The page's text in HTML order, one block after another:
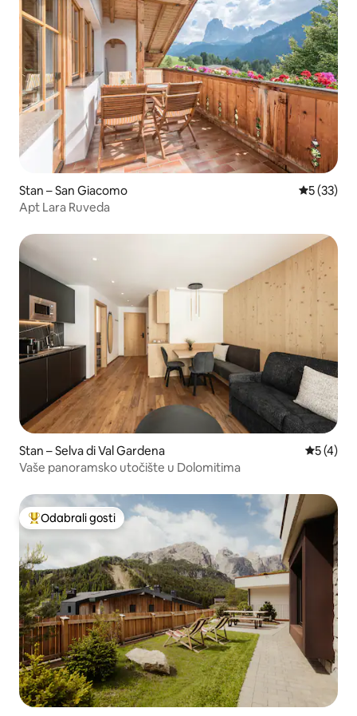
Stan – San Giacomo Prosječna
5 (33)
Apt Lara Ruveda
Stan – Selva di Val Gardena
5 (4)
Vaše panoramsko utočište u Dolomitima
Među najviše rangiranima s oznakom „Odabrali gosti”
Odabrali gosti